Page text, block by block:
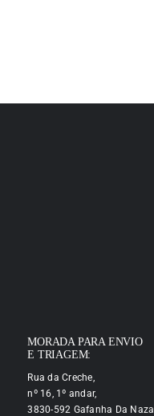
MORADA PARA ENVIO
E TRIAGEM:
Rua da Creche,
nº 16, 1º andar,
3830-592 Gafanha Da